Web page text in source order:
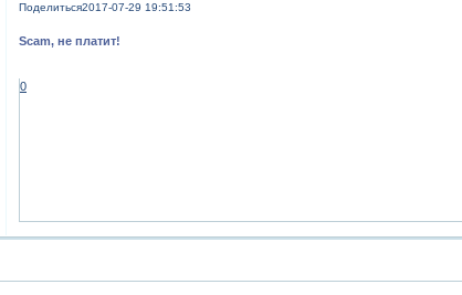
Поделиться2017-07-29 19:51:53
Scam, не платит!
0